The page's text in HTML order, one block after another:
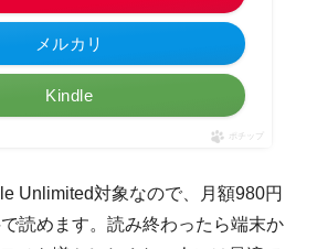
メルカリ
Kindle
ポチップ
Unlimited対象なので、月額980円
読めます。読み終わったら端末か